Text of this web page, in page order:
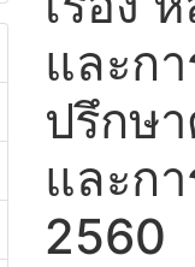
และก
ปรึกษ
และก
2560